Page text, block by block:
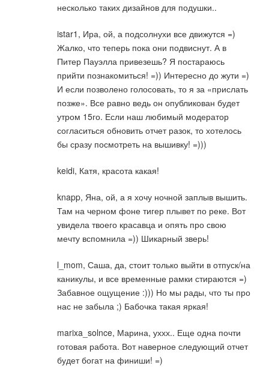
несколько таких дизайнов для подушки..
istar1, Ира, ой, а подсолнухи все движутся =)
Жалко, что теперь пока они подвиснут. А в
Питер Пауэлла привезешь? Я постараюсь
прийти познакомиться! =)) Интересно до жути =)
И если позволено голосовать, то я за «прислать
позже». Все равно ведь он опубликован будет
утром 15го. Если наш любимый модератор
согласиться обновить отчет разок, то хотелось
бы сразу посмотреть на вышивку! =)))
keidi, Катя, красота какая!
knapp, Яна, ой, а я хочу ночной заплыв вышить.
Там на черном фоне тигер плывет по реке. Вот
увидела твоего красавца и опять про свою
мечту вспомнила =)) Шикарный зверь!
l_mom, Саша, да, стоит только выйти в отпуск/на
каникулы, и все временные рамки стираются =)
Забавное ощущение :))) Но мы рады, что ты про
нас не забыла ;) Бабочка такая яркая!
marixa_solnce, Марина, уххх.. Еще одна почти
готовая работа. Вот наверное следующий отчет
будет богат на финиши! =)